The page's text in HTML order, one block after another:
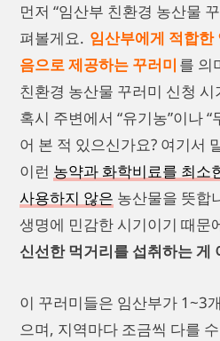
먼저 “임산부 친환경 농산물
펴볼게요. 임산부에게 적합
음으로 제공하는 꾸러미 를 의
친환경 농산물 꾸러미 신청
혹시 주변에서 “유기농”이나
어 본 적 있으신가요? 여기서
이런 농약과 화학비료를 최소
사용하지 않은 농산물을 뜻합
생명에 민감한 시기이기 때문
신선한 먹거리를 섭취하는 게
이 꾸러미들은 임산부가 1~3
으며, 지역마다 조금씩 다를